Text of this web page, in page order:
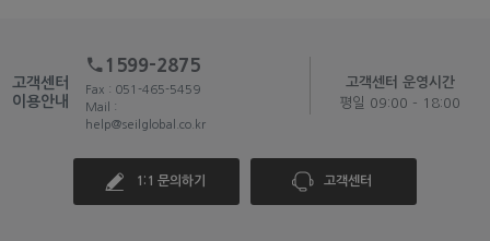
고객센터
이용안내
1599-2875
Fax : 051-465-5459
Mail :
help@seilglobal.co.kr
고객센터 운영시간
평일 09:00 - 18:00
1:1 문의하기 고객센터